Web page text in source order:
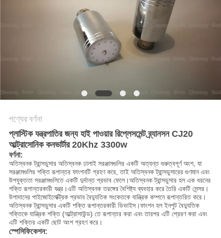
গোপনীয়তা
পণ্যের বর্ণনা
প্লাস্টিক যন্ত্রপাতির জন্য হাই পাওয়ার রিপ্লেসমেন্ট ব্র্যানসন CJ20
আল্ট্রাসোনিক কনভার্টার 20Khz 3300w
বর্ণনা:
অতিস্বনক ট্রান্সডুসার অতিস্বনক ঢালাই সরঞ্জামগুলির একটি অত্যন্ত গুরুত্বপূর্ণ অংশ, যা
সরঞ্জামগুলির শক্তি রূপান্তর ফাংশনটি গ্রহণ করে, তাই অতিস্বনক ট্রান্সডুসারের গুণমান এবং
উপযুক্ততা সরঞ্জামগুলিতে একটি দুর্দান্ত প্রভাব ফেলে।অতিস্বনক ট্রান্সডুসার হল এক ধরনের
শক্তি রূপান্তরকারী যন্ত্র।এটি অতিস্বনক তরঙ্গের বৈশিষ্ট্য ব্যবহার করে তৈরি একটি সেন্সর।
উপাদানের পাইজোইলেক্ট্রিক প্রভাব বৈদ্যুতিক সংকেতকে যান্ত্রিক কম্পনে রূপান্তরিত করে।
অতিস্বনক ট্রান্সডুসার একটি শক্তি রূপান্তরকারী ডিভাইস।ফাংশন হল ইনপুট বৈদ্যুতিক
শক্তিকে যান্ত্রিক শক্তি (আল্ট্রাসাউন্ড) তে রূপান্তর করা এবং তারপর এটি প্রেরণ করা এবং
এটি শক্তির একটি ছোট অংশ গ্রহণ করে।
স্পেসিফিকেশন: